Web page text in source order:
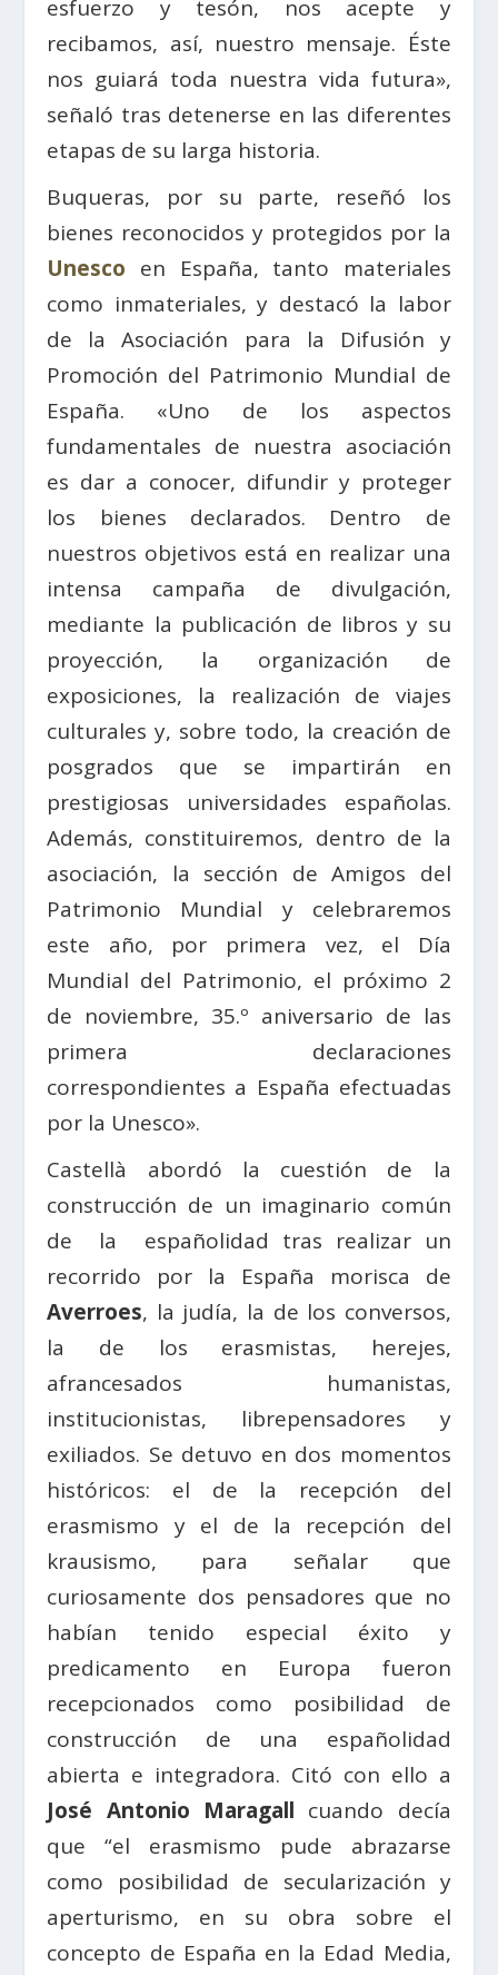
esfuerzo y tesón, nos acepte y
recibamos, así, nuestro mensaje. Éste
nos guiará toda nuestra vida futura»,
señaló tras detenerse en las diferentes
etapas de su larga historia.
Buqueras, por su parte, reseñó los
bienes reconocidos y protegidos por la
Unesco en España, tanto materiales
como inmateriales, y destacó la labor
de la Asociación para la Difusión y
Promoción del Patrimonio Mundial de
España. «Uno de los aspectos
fundamentales de nuestra asociación
es dar a conocer, difundir y proteger
los bienes declarados. Dentro de
nuestros objetivos está en realizar una
intensa campaña de divulgación,
mediante la publicación de libros y su
proyección, la organización de
exposiciones, la realización de viajes
culturales y, sobre todo, la creación de
posgrados que se impartirán en
prestigiosas universidades españolas.
Además, constituiremos, dentro de la
asociación, la sección de Amigos del
Patrimonio Mundial y celebraremos
este año, por primera vez, el Día
Mundial del Patrimonio, el próximo 2
de noviembre, 35.º aniversario de las
primera declaraciones
correspondientes a España efectuadas
por la Unesco».
Castellà abordó la cuestión de la
construcción de un imaginario común
de la españolidad tras realizar un
recorrido por la España morisca de
Averroes, la judía, la de los conversos,
la de los erasmistas, herejes,
afrancesados humanistas,
institucionistas, librepensadores y
exiliados. Se detuvo en dos momentos
históricos: el de la recepción del
erasmismo y el de la recepción del
krausismo, para señalar que
curiosamente dos pensadores que no
habían tenido especial éxito y
predicamento en Europa fueron
recepcionados como posibilidad de
construcción de una españolidad
abierta e integradora. Citó con ello a
José Antonio Maragall cuando decía
que “el erasmismo pude abrazarse
como posibilidad de secularización y
aperturismo, en su obra sobre el
concepto de España en la Edad Media,